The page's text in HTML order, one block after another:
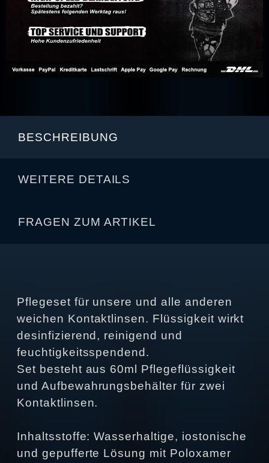
BESCHREIBUNG
WEITERE DETAILS
FRAGEN ZUM ARTIKEL
Pflegeset für unsere und alle anderen
weichen Kontaktlinsen. Flüssigkeit wirkt
desinfizierend, reinigend und
feuchtigkeitsspendend.
Set besteht aus 60ml Pflegeflüssigkeit
und Aufbewahrungsbehälter für zwei
Kontaktlinsen.
Inhaltsstoffe: Wasserhaltige, iostonische
und gepufferte Lösung mit Poloxamer